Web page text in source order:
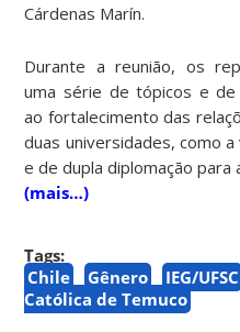
Cárdenas Marín.
Durante a reunião, os
uma série de tópicos e de
ao fortalecimento das
duas universidades, como
e de dupla diplomação para
(mais…)
Tags:
Chile
Gênero IEG/UFSC
Católica de Temuco